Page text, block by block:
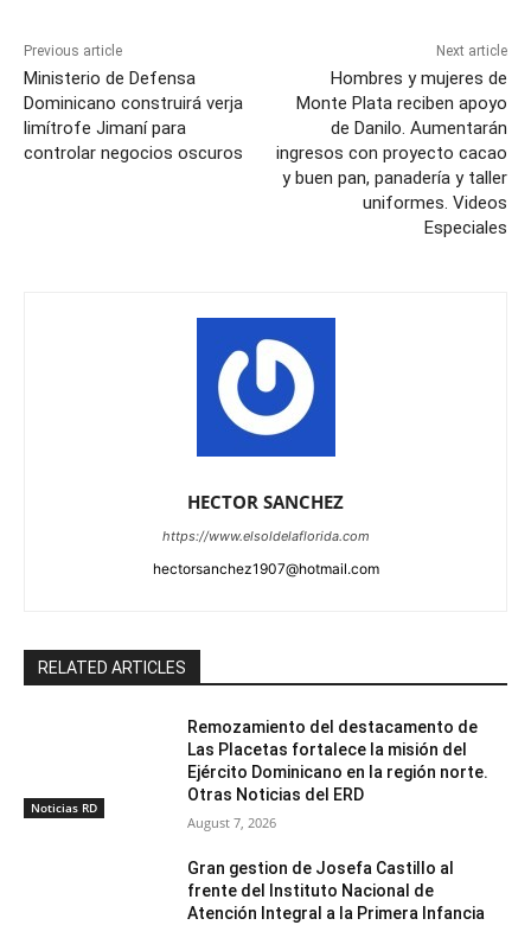
Previous article
Ministerio de Defensa
Dominicano construirá verja
limítrofe Jimaní para
controlar negocios oscuros
Next article
Hombres y mujeres de
Monte Plata reciben apoyo
de Danilo. Aumentarán
ingresos con proyecto cacao
y buen pan, panadería y taller
uniformes. Videos
Especiales
HECTOR SANCHEZ
https://www.elsoldelaflorida.com
hectorsanchez1907@hotmail.com
RELATED ARTICLES
Noticias RD
Remozamiento del destacamento de
Las Placetas fortalece la misión del
Ejército Dominicano en la región norte.
Otras Noticias del ERD
August 7, 2026
Gran gestion de Josefa Castillo al
frente del Instituto Nacional de
Atención Integral a la Primera Infancia